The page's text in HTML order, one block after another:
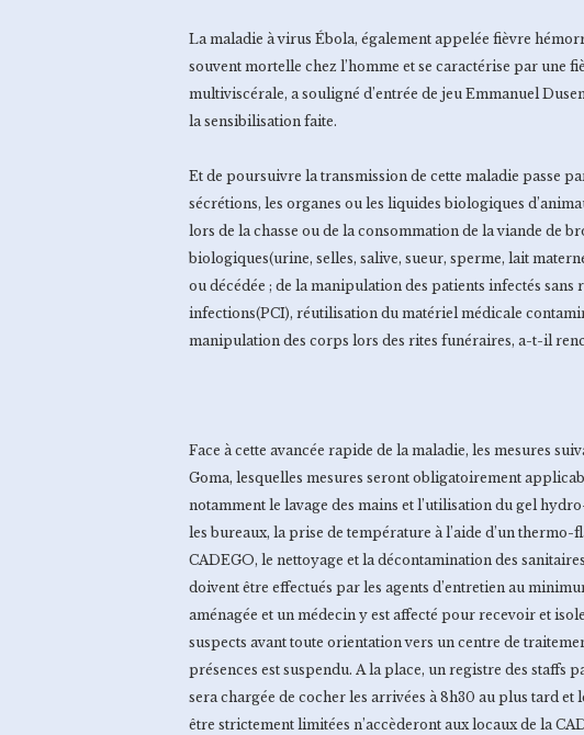
La maladie à virus Ébola, également appelée fièvre
souvent mortelle chez l’homme et se caractérise par une
multiviscérale, a souligné d’entrée de jeu Emmanuel
la sensibilisation faite.
Et de poursuivre la transmission de cette maladie passe
sécrétions, les organes ou les liquides biologiques
lors de la chasse ou de la consommation de la viande de
biologiques(urine, selles, salive, sueur, sperme, lait
ou décédée ; de la manipulation des patients infectés
infections(PCI), réutilisation du matériel médicale
manipulation des corps lors des rites funéraires, a-t-il
Face à cette avancée rapide de la maladie, les mesures
Goma, lesquelles mesures seront obligatoirement
notamment le lavage des mains et l’utilisation du gel
les bureaux, la prise de température à l’aide d’un thermo-
CADEGO, le nettoyage et la décontamination des
doivent être effectués par les agents d’entretien au
aménagée et un médecin y est affecté pour recevoir et
suspects avant toute orientation vers un centre de
présences est suspendu. A la place, un registre des staffs
sera chargée de cocher les arrivées à 8h30 au plus tard et
être strictement limitées n’accèderont aux locaux de la